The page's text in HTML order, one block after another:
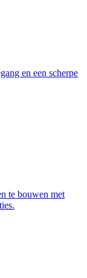
en een scherpe
te bouwen met